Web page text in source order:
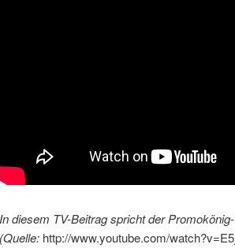
In diesem TV-Beitrag spricht der
(Quelle: http://www.youtube.com/